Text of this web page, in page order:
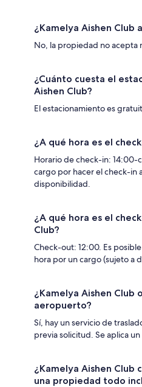
¿Kamelya Aishen Club
No, la propiedad no acepta
¿Cuánto cuesta el
Aishen Club?
El estacionamiento es
¿A qué hora es el
Horario de check-in: 14:00-
cargo por hacer el check-in
disponibilidad.
¿A qué hora es el
Club?
Check-out: 12:00. Es
hora por un cargo (sujeto a
¿Kamelya Aishen Club
aeropuerto?
Sí, hay un servicio de
previa solicitud. Se aplica
¿Kamelya Aishen Club
una propiedad todo